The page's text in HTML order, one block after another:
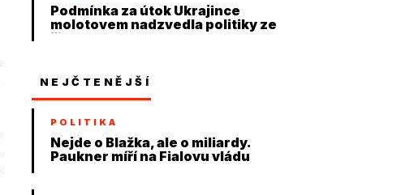
Podmínka za útok Ukrajince
molotovem nadzvedla politiky ze
židle
NEJČTENĚJŠÍ
POLITIKA
Nejde o Blažka, ale o miliardy.
Paukner míří na Fialovu vládu